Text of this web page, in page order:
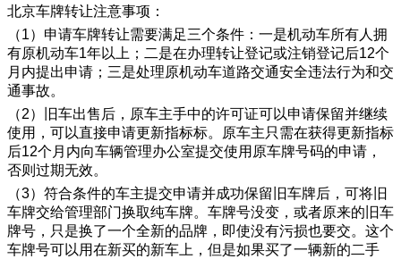
北京车牌转让注意事项：
（1）申请车牌转让需要满足三个条件：一是机动车所有人拥
有原机动车1年以上；二是在办理转让登记或注销登记后12个
月内提出申请；三是处理原机动车道路交通安全违法行为和交
通事故。
（2）旧车出售后，原车主手中的许可证可以申请保留并继续
使用，可以直接申请更新指标标。原车主只需在获得更新指标
后12个月内向车辆管理办公室提交使用原车牌号码的申请，
否则过期无效。
（3）符合条件的车主提交申请并成功保留旧车牌后，可将旧
车牌交给管理部门换取纯车牌。车牌号没变，或者原来的旧车
牌号，只是换了一个全新的品牌，即使没有污损也要交。这个
车牌号可以用在新买的新车上，但是如果买了一辆新的二手